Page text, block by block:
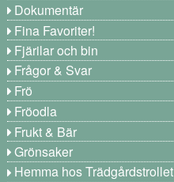
Dokumentär
Fina Favoriter!
Fjärilar och bin
Frågor & Svar
Frö
Fröodla
Frukt & Bär
Grönsaker
Hemma hos Trädgårdstrollet